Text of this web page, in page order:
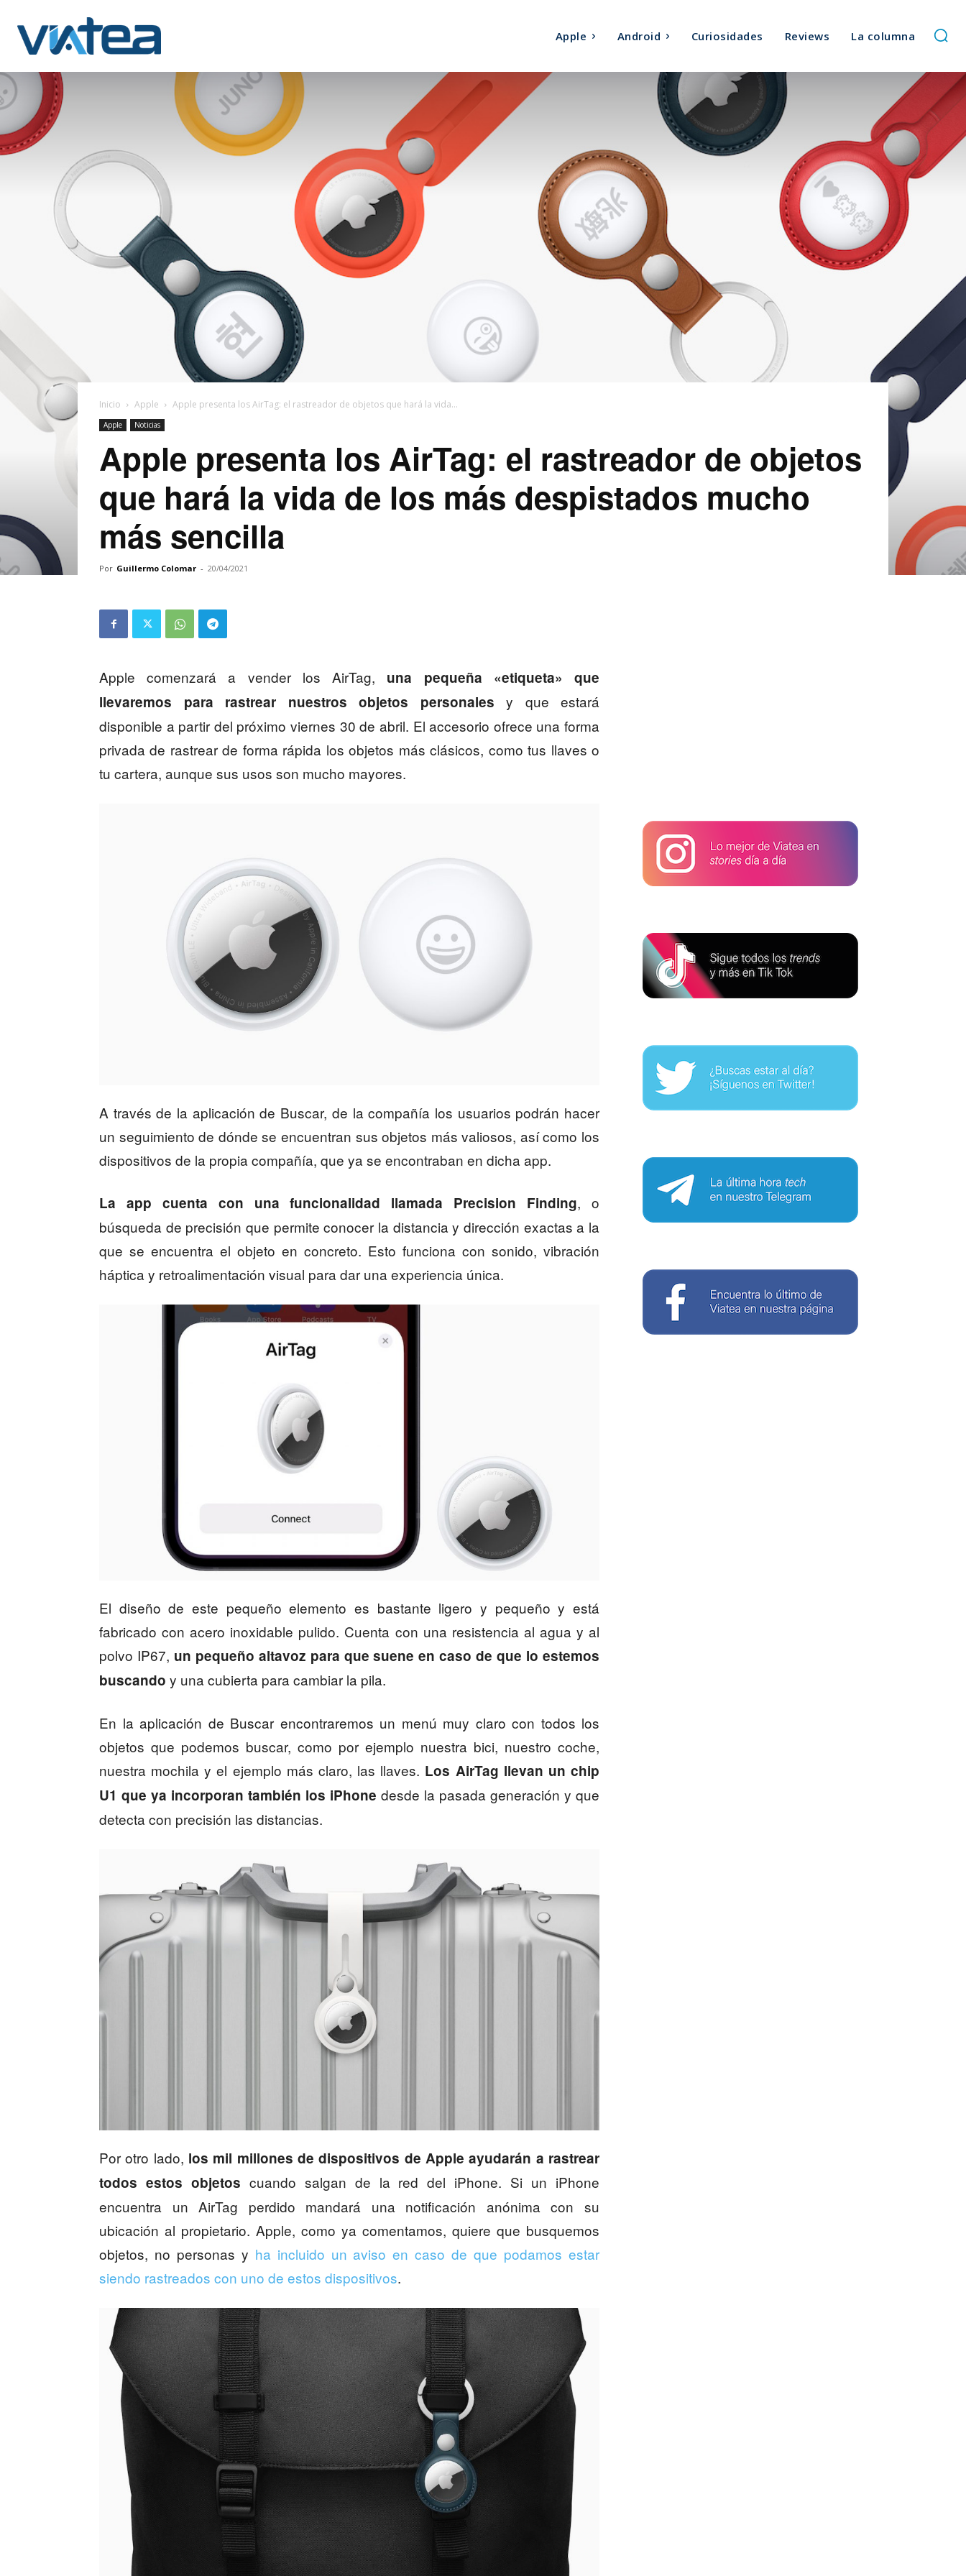
Apple Android Curiosidades Reviews La columna
Inicio Apple Apple presenta los AirTag: el rastreador de objetos que hará la vida...
Apple Noticias
Apple presenta los AirTag: el rastreador de objetos
que hará la vida de los más despistados mucho
más sencilla
Por Guillermo Colomar - 20/04/2021
Apple comenzará a vender los AirTag, una pequeña «etiqueta» que
llevaremos para rastrear nuestros objetos personales y que estará
disponible a partir del próximo viernes 30 de abril. El accesorio ofrece una forma
privada de rastrear de forma rápida los objetos más clásicos, como tus llaves o
tu cartera, aunque sus usos son mucho mayores.
A través de la aplicación de Buscar, de la compañía los usuarios podrán hacer
un seguimiento de dónde se encuentran sus objetos más valiosos, así como los
dispositivos de la propia compañía, que ya se encontraban en dicha app.
La app cuenta con una funcionalidad llamada Precision Finding, o
búsqueda de precisión que permite conocer la distancia y dirección exactas a la
que se encuentra el objeto en concreto. Esto funciona con sonido, vibración
háptica y retroalimentación visual para dar una experiencia única.
El diseño de este pequeño elemento es bastante ligero y pequeño y está
fabricado con acero inoxidable pulido. Cuenta con una resistencia al agua y al
polvo IP67, un pequeño altavoz para que suene en caso de que lo estemos
buscando y una cubierta para cambiar la pila.
En la aplicación de Buscar encontraremos un menú muy claro con todos los
objetos que podemos buscar, como por ejemplo nuestra bici, nuestro coche,
nuestra mochila y el ejemplo más claro, las llaves. Los AirTag llevan un chip
U1 que ya incorporan también los iPhone desde la pasada generación y que
detecta con precisión las distancias.
Por otro lado, los mil millones de dispositivos de Apple ayudarán a rastrear
todos estos objetos cuando salgan de la red del iPhone. Si un iPhone
encuentra un AirTag perdido mandará una notificación anónima con su
ubicación al propietario. Apple, como ya comentamos, quiere que busquemos
objetos, no personas y ha incluido un aviso en caso de que podamos estar
siendo rastreados con uno de estos dispositivos.